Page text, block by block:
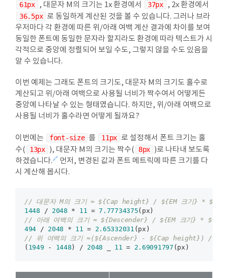
61px , 대문자 M의 크기는 1x 환경에서 37px , 2x 환경에서
36.5px 로 동일하게 계산된 것을 볼 수 있습니다. 그러나 브라
우저마다 각 환경에 따른 위/아래 여백 계산 결과에 차이를 보여
동일한 폰트에 동일한 문자라 할지라도 환경에 따라 텍스트가 시
각적으로 중앙에 정렬되어 보일 수도, 그렇지 않을 수도 있음을
알 수 있습니다.
이번 예제는 그래도 폰트의 크기도, 대문자 M의 크기도 홀수로
계산되고 위/아래 여백으로 사용될 너비가 짝수여서 어떻게든
중앙에 나타날 수 있는 형태였습니다. 하지만, 위/아래 여백으로
사용될 너비가 홀수라면 어떻게 될까요?
이번에는 font-size 를 11px 로 설정해서 폰트 크기는 홀
수(
13px ), 대문자 M의 크기는 짝수( 8px )로 나타내 보도록
하겠습니다.🔗 먼저, 변경된 값과 폰트 메트릭에 따른 크기를 다
시 계산해 봅시다.
// 대문자 M의 크기 ≈ ${Cap height} / ${EM 크기} *
1448 / 2048 * 11 = 7.77734375
// 아래 여백의 크기 ≈ ${Descender} / ${EM 크기} *
494 / 2048 * 11 = 2.65332031
// 위 여백의 크기 ≈(${Ascender} - ${Cap height}) /
( 1949 - 1448 ) / 2048 11 = 2.69091797